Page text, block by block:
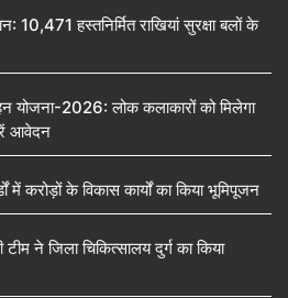
10,471 हस्तनिर्मित राखियां सुरक्षा बलों के
योजना-2026: लोक कलाकारों को मिलेगा
आवेदन
में करोड़ों के विकास कार्यों का किया भूमिपूजन
ने जिला चिकित्सालय दुर्ग का किया